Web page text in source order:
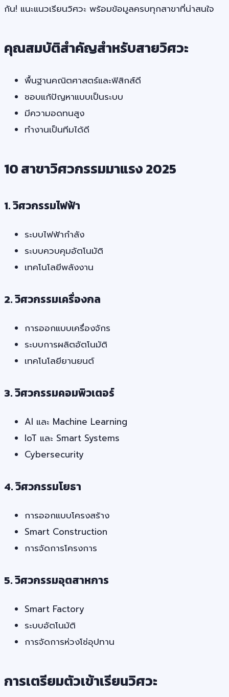
กัน! แนะแนวเรียนวิศวะ พร้อมข้อมูลครบทุกสาขาที่น่าสนใจ
คุณสมบัติสำคัญสำหรับสายวิศวะ
พื้นฐานคณิตศาสตร์และฟิสิกส์ดี
ชอบแก้ปัญหาแบบเป็นระบบ
มีความอดทนสูง
ทำงานเป็นทีมได้ดี
10 สาขาวิศวกรรมมาแรง 2025
1. วิศวกรรมไฟฟ้า
ระบบไฟฟ้ากำลัง
ระบบควบคุมอัตโนมัติ
เทคโนโลยีพลังงาน
2. วิศวกรรมเครื่องกล
การออกแบบเครื่องจักร
ระบบการผลิตอัตโนมัติ
เทคโนโลยียานยนต์
3. วิศวกรรมคอมพิวเตอร์
AI และ Machine Learning
IoT และ Smart Systems
Cybersecurity
4. วิศวกรรมโยธา
การออกแบบโครงสร้าง
Smart Construction
การจัดการโครงการ
5. วิศวกรรมอุตสาหการ
Smart Factory
ระบบอัตโนมัติ
การจัดการห่วงโซ่อุปทาน
การเตรียมตัวเข้าเรียนวิศวะ